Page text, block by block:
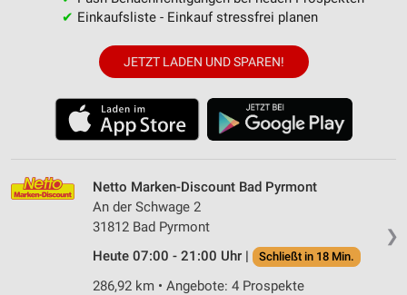
✔ Einkaufsliste - Einkauf stressfrei planen
JETZT LADEN UND SPAREN!
❯
Netto Marken-Discount Bad Pyrmont
An der Schwage 2
31812 Bad Pyrmont
Heute 07:00 - 21:00 Uhr |
Schließt in 18 Min.
286,92 km • Angebote: 4 Prospekte